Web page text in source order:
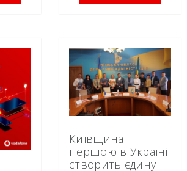
Київщина
першою в Україні
створить єдину